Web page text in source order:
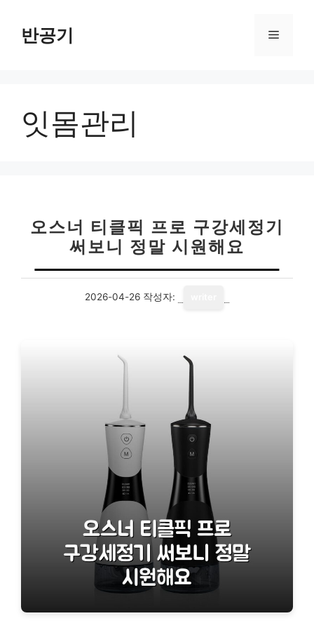
반공기 메
잇몸관리
오스너 티클픽 프로 구강세정기
써보니 정말 시원해요
2026-04-26 작성자: